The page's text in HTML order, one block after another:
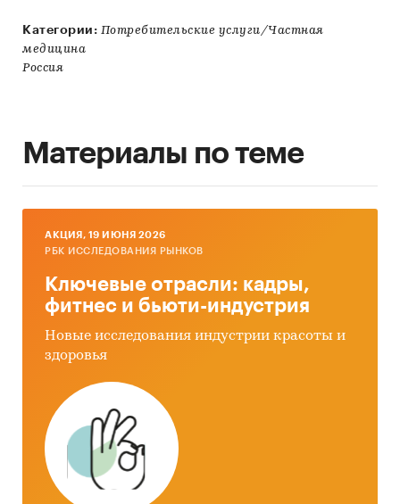
Категории: Потребительские услуги/Частная
медицина
Россия
Материалы по теме
AКЦИЯ, 19 ИЮНЯ 2026
РБК ИССЛЕДОВАНИЯ РЫНКОВ
Ключевые отрасли: кадры,
фитнес и бьюти-индустрия
Новые исследования индустрии красоты и
здоровья